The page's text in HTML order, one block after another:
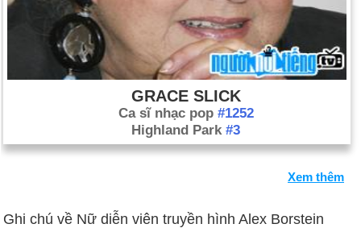
GRACE SLICK
Ca sĩ nhạc pop #1252
Highland Park #3
Xem thêm
Ghi chú về Nữ diễn viên truyền hình Alex Borstein